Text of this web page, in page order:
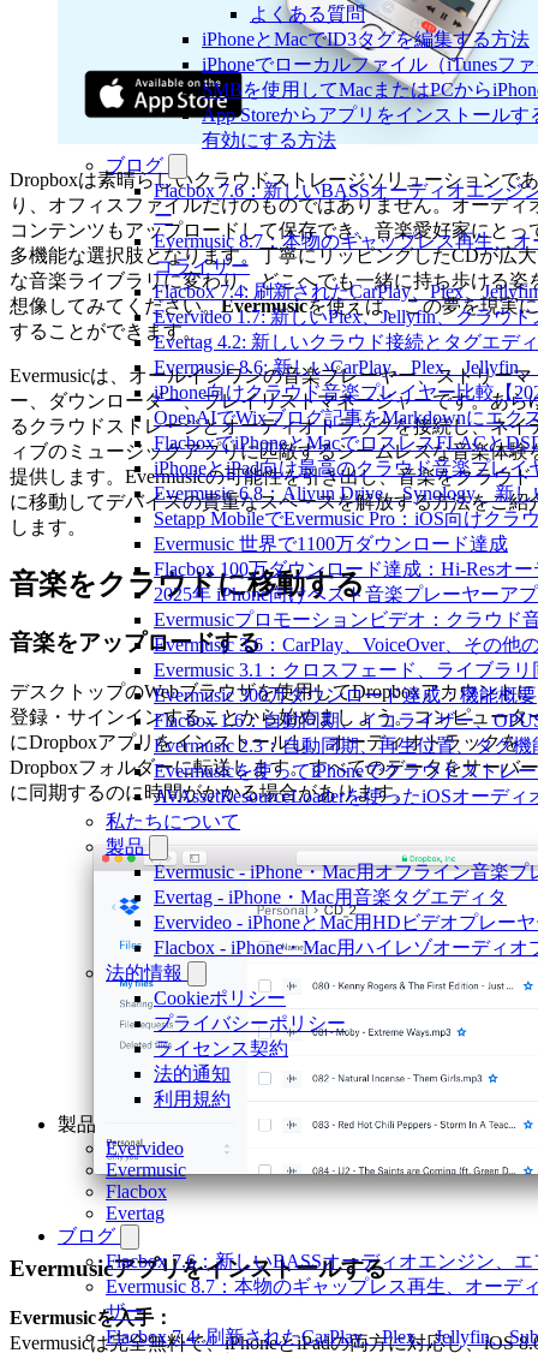
よくある質問
iPhoneとMacでID3タグを編集する方法
iPhoneでローカルファイル（iTunesフ
SMBを使用してMacまたはPCから
App Storeからアプリをインストール
有効にする方法
ブログ
Flacbox 7.6：新しいBASSオーディオエン
ー
Evermusic 8.7：本物のギャップレス再生、
コライザー
Flacbox 7.4: 刷新されたCarPlay、Plex、
Evervideo 1.7: 新しいPlex、Jellyfin、クラウ
Evertag 4.2: 新しいクラウド接続とタグエデ
Evermusic 8.6: 新しいCarPlay、Plex、Jellyfin
iPhone向けクラウド音楽プレイヤー比較【
OpenAIでWixブログ記事をMarkdownにエク
FlacboxでiPhoneとMacでロスレスFLACと
iPhoneとiPad向け最高のクラウド音楽プレイ
Evermusic 6.8：Aliyun Drive、Synology、新
Setapp MobileでEvermusic Pro：iOS向けクラ
Evermusic 世界で1100万ダウンロード達成
Flacbox 100万ダウンロード達成：Hi-Resオ
2025年 iPhone向けベスト音楽プレーヤーア
Evermusicプロモーションビデオ：クラウド
Evermusic 3.6：CarPlay、VoiceOver、その他
Evermusic 3.1：クロスフェード、ライブラ
Evermusic 300万ダウンロード達成：機能概要
Flacbox 1.6：自動同期、イコライザー、
Evermusic 2.3：自動同期、再生位置、タグ機
Evermusicを使ってiPhoneでクラウドストレ
AVAssetResourceLoaderを使ったiOSオーデ
私たちについて
製品
Evermusic - iPhone・Mac用オフライン音楽プ
Evertag - iPhone・Mac用音楽タグエディタ
Evervideo - iPhoneとMac用HDビデオプレー
Flacbox - iPhone・Mac用ハイレゾオーディオ
法的情報
Cookieポリシー
プライバシーポリシー
ライセンス契約
法的通知
利用規約
製品
Evervideo
Evermusic
Flacbox
Evertag
ブログ
Flacbox 7.6：新しいBASSオーディオエンジン、
Evermusic 8.7：本物のギャップレス再生、オー
ザー
Flacbox 7.4: 刷新されたCarPlay、Plex、Jellyfin、
Dropboxは素晴らしいクラウドストレージソリューションであ
り、オフィスファイルだけのものではありません。オーディ
コンテンツもアップロードして保存でき、音楽愛好家にとっ
多機能な選択肢となります。丁寧にリッピングしたCDが広大
な音楽ライブラリに変わり、どこへでも一緒に持ち歩ける姿
想像してみてください。Evermusicを使えば、この夢を現実に
することができます。
Evermusicは、オールインワンの音楽プレーヤー、ストリーマ
ー、ダウンローダー、プレイリストマネージャーです。あら
るクラウドストレージとオーディオトラックを接続し、ネイ
ィブのミュージックアプリに匹敵するシームレスな音楽体験
提供します。Evermusicの可能性を引き出し、音楽をクラウド
に移動してデバイスの貴重なスペースを解放する方法をご紹
します。
音楽をクラウドに移動する
音楽をアップロードする
デスクトップのWebブラウザを使用してDropboxアカウントに
登録・サインインすることから始めましょう。コンピュータ
にDropboxアプリをインストールし、オーディオトラックを
Dropboxフォルダーに転送します。すべてのデータをサーバー
に同期するのに時間がかかる場合があります。
Evermusicアプリをインストールする
Evermusicを入手：
Evermusicは完全無料で、iPhoneとiPadの両方に対応し、iOS